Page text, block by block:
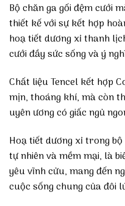
Bộ chăn ga gối đệm cưới
thiết kế với sự kết hợp
hoạ tiết dương xỉ thanh
cưới đầy sức sống và ý
Chất liệu Tencel kết hợp
mịn, thoáng khí, mà còn
uyên ương có giấc ngủ
Hoạ tiết dương xỉ trong bộ
tự nhiên và mềm mại, là
yêu vĩnh cửu, mang đến
cuộc sống chung của đôi